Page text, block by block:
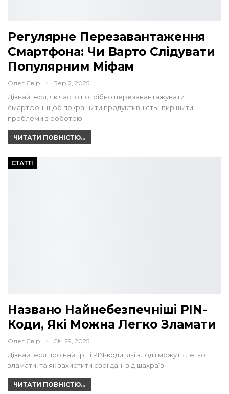
Регулярне Перезавантаження
Смартфона: Чи Варто Слідувати
Популярним Міфам
Олег Явір Бер 2, 2025
Дізнайтеся, як часто потрібно перезавантажувати
смартфон, щоб покращити продуктивність і вирішити
проблеми з роботою.
ЧИТАТИ ПОВНІСТЮ...
СТАТТІ
Названо Найнебезпечніші PIN-
Коди, Які Можна Легко Зламати
Олег Явір Січ 29, 2025
Дізнайтеся про найгірші PIN-коди, які злодії можуть легко
зламати, та як захистити свої дані від шахраїв.
ЧИТАТИ ПОВНІСТЮ...